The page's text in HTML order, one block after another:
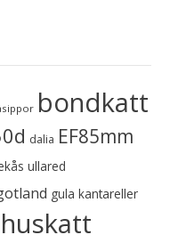
bondkatt
dalia EF85mm
ullared
gula kantareller
huskatt